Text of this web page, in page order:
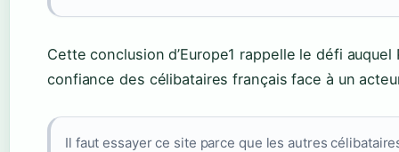
Cette conclusion d’Europe1 rappelle le défi
confiance des célibataires français face à un
Il faut essayer ce site parce que les autres